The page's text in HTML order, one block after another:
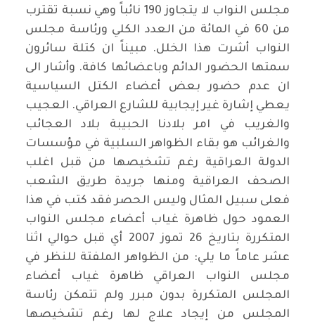
مجلس النواب لا يتجاوز 190 نائباً وهي نسبة تقترب
من 60 في المائة من العدد الكلي ورئاسة مجلس
النواب أشرت هذا الخلل. مبيناً ان كتلة سائرون
سمتها الحضور الدائم وباعضائها كافة. وأشار الى
ان عدم حضور بعض أعضاء الكتل السياسية
يعطي إشارة غير إيجابية للشارع العراقي. العجيب
والغريب في امر بلادنا الحبيبة بلاد العجائب
والغرائب هو بقاء الظواهر السلبية في مؤسسات
الدولة العراقية رغم تشخيصها من قبل اغلب
الصحف العراقية ومنها جريدة طريق الشعب
فعلى سبيل المثال وليس الحصر فقد كتب في هذا
العمود حول ظاهرة غياب أعضاء مجلس النواب
المتكررة بتاريخ 26 تموز 2007 أي قبل حوالي اثنا
عشر عاماً ما يلي: من الظواهر الملفتة للنظر في
مجلس النواب العراقي ظاهرة غياب أعضاء
المجلس المتكررة بدون مبرر ولم تتمكن رئاسة
المجلس من إيجاد علاج لها رغم تشخيصها